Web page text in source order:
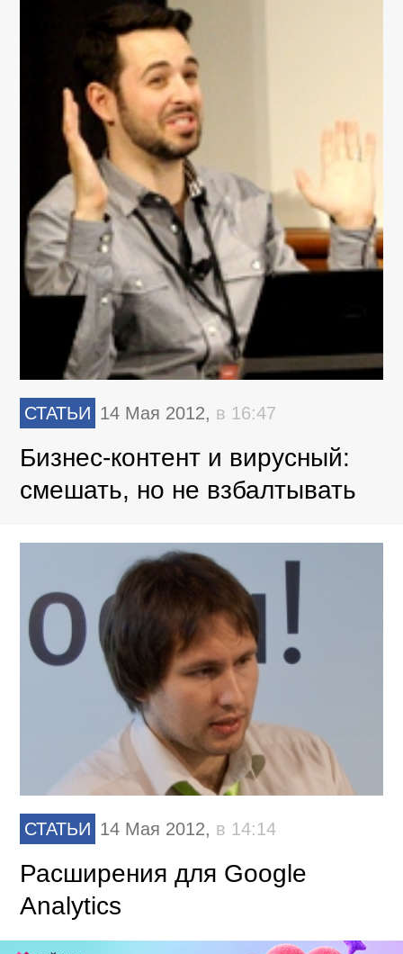
СТАТЬИ 14 Мая 2012, в 16:47
Бизнес-контент и вирусный:
смешать, но не взбалтывать
СТАТЬИ 14 Мая 2012, в 14:14
Расширения для Google
Analytics